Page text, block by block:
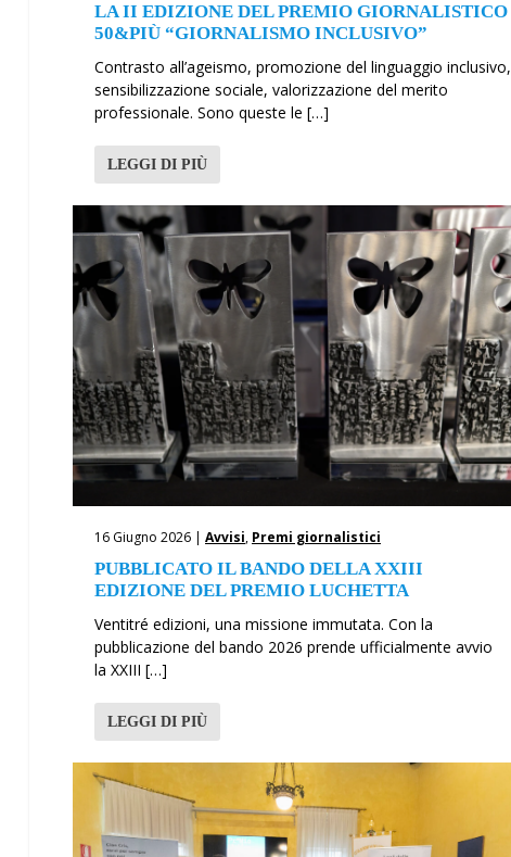
LA II EDIZIONE DEL PREMIO GIORNALISTICO
50&PIÙ “GIORNALISMO INCLUSIVO”
Contrasto all’ageismo, promozione del linguaggio inclusivo,
sensibilizzazione sociale, valorizzazione del merito
professionale. Sono queste le […]
LEGGI DI PIÙ
16 Giugno 2026 | Avvisi, Premi giornalistici
PUBBLICATO IL BANDO DELLA XXIII
EDIZIONE DEL PREMIO LUCHETTA
Ventitré edizioni, una missione immutata. Con la
pubblicazione del bando 2026 prende ufficialmente avvio
la XXIII […]
LEGGI DI PIÙ